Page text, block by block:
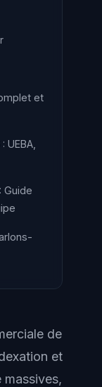
et
UEBA,
Guide
de
et
massives,